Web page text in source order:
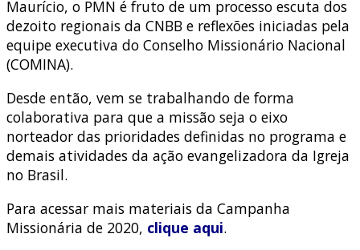
Maurício, o PMN é fruto de um processo escuta dos
dezoito regionais da CNBB e reflexões iniciadas pela
equipe executiva do Conselho Missionário Nacional
(COMINA).
Desde então, vem se trabalhando de forma
colaborativa para que a missão seja o eixo
norteador das prioridades definidas no programa e
demais atividades da ação evangelizadora da Igreja
no Brasil.
Para acessar mais materiais da Campanha
Missionária de 2020, clique aqui.